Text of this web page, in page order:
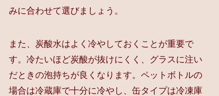
みに合わせて選びましょう。
また、炭酸水はよく冷やしておくことが重要で
す。冷たいほど炭酸が抜けにくく、グラスに注い
だときの泡持ちが良くなります。ペットボトルの
場合は冷蔵庫で十分に冷やし、缶タイプは冷凍庫